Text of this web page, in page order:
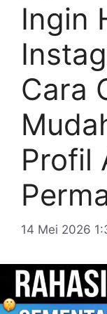
Ingin
Cara
Profil
14 Mei 2026